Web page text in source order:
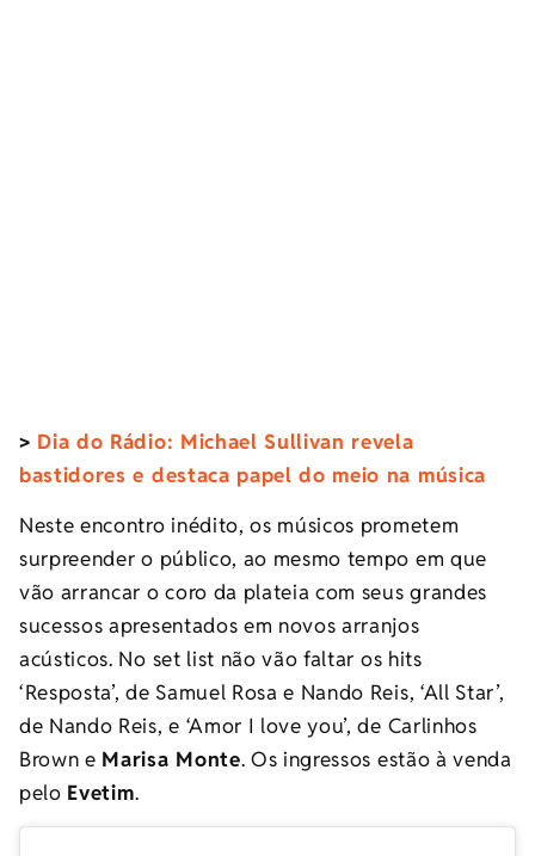
> Dia do Rádio: Michael Sullivan revela
bastidores e destaca papel do meio na música
Neste encontro inédito, os músicos prometem
surpreender o público, ao mesmo tempo em que
vão arrancar o coro da plateia com seus grandes
sucessos apresentados em novos arranjos
acústicos. No set list não vão faltar os hits
‘Resposta’, de Samuel Rosa e Nando Reis, ‘All Star’,
de Nando Reis, e ‘Amor I love you’, de Carlinhos
Brown e Marisa Monte. Os ingressos estão à venda
pelo Evetim.